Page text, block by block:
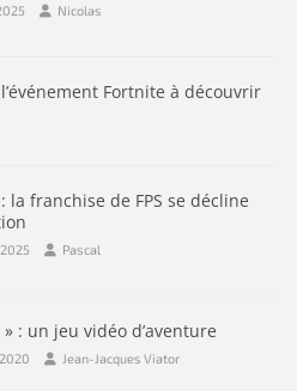
Nicolas
Fortnite à découvrir
la franchise de FPS se décline
Pascal
» : un jeu vidéo d’aventure
Jean-Jacques Viator